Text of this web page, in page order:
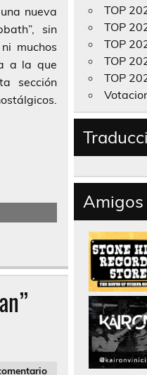
nueva
sin
muchos
a la que
sección
TOP
TOP
TOP
TOP
TOP
Amigos